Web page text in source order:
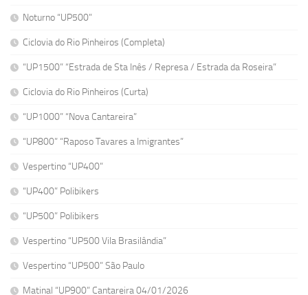
Noturno “UP500”
Ciclovia do Rio Pinheiros (Completa)
“UP1500” “Estrada de Sta Inês / Represa / Estrada da Roseira”
Ciclovia do Rio Pinheiros (Curta)
“UP1000” “Nova Cantareira”
“UP800” “Raposo Tavares a Imigrantes”
Vespertino “UP400”
“UP400” Polibikers
“UP500” Polibikers
Vespertino “UP500 Vila Brasilândia”
Vespertino “UP500” São Paulo
Matinal “UP900” Cantareira 04/01/2026